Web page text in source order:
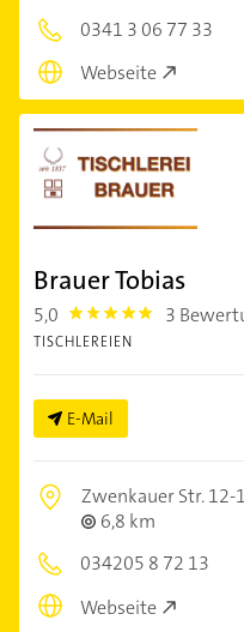
0341 3 06 77 33
Webseite
Brauer Tobias
5,0 5.0 3
TISCHLEREIEN
E-Mail
Zwenkauer Str. 12-
6,8 km
034205 8 72 13
Webseite